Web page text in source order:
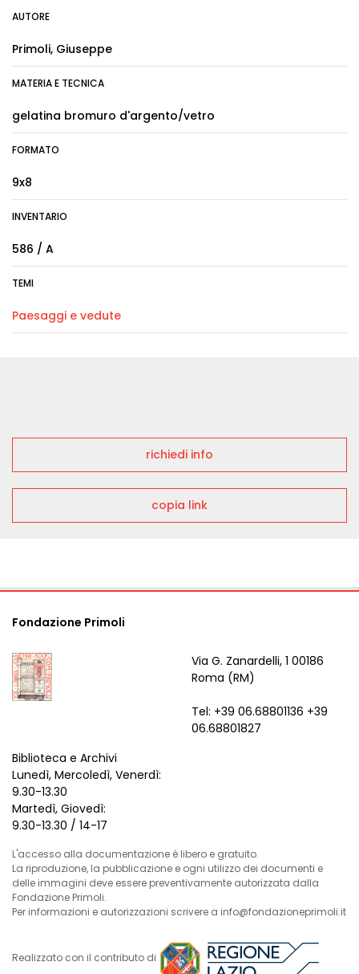
AUTORE
Primoli, Giuseppe
MATERIA E TECNICA
gelatina bromuro d'argento/vetro
FORMATO
9x8
INVENTARIO
586 / A
TEMI
Paesaggi e vedute
richiedi info
copia link
Fondazione Primoli
Via G. Zanardelli, 1 00186
Roma (RM)
Tel: +39 06.68801136 +39
06.68801827
Biblioteca e Archivi
Lunedì, Mercoledì, Venerdì:
9.30-13.30
Martedì, Giovedì:
9.30-13.30 / 14-17
L'accesso alla documentazione è libero e gratuito.
La riproduzione, la pubblicazione e ogni utilizzo dei documenti e
delle immagini deve essere preventivamente autorizzata dalla
Fondazione Primoli.
Per informazioni e autorizzazioni scrivere a info@fondazioneprimoli.it
Realizzato con il contributo di